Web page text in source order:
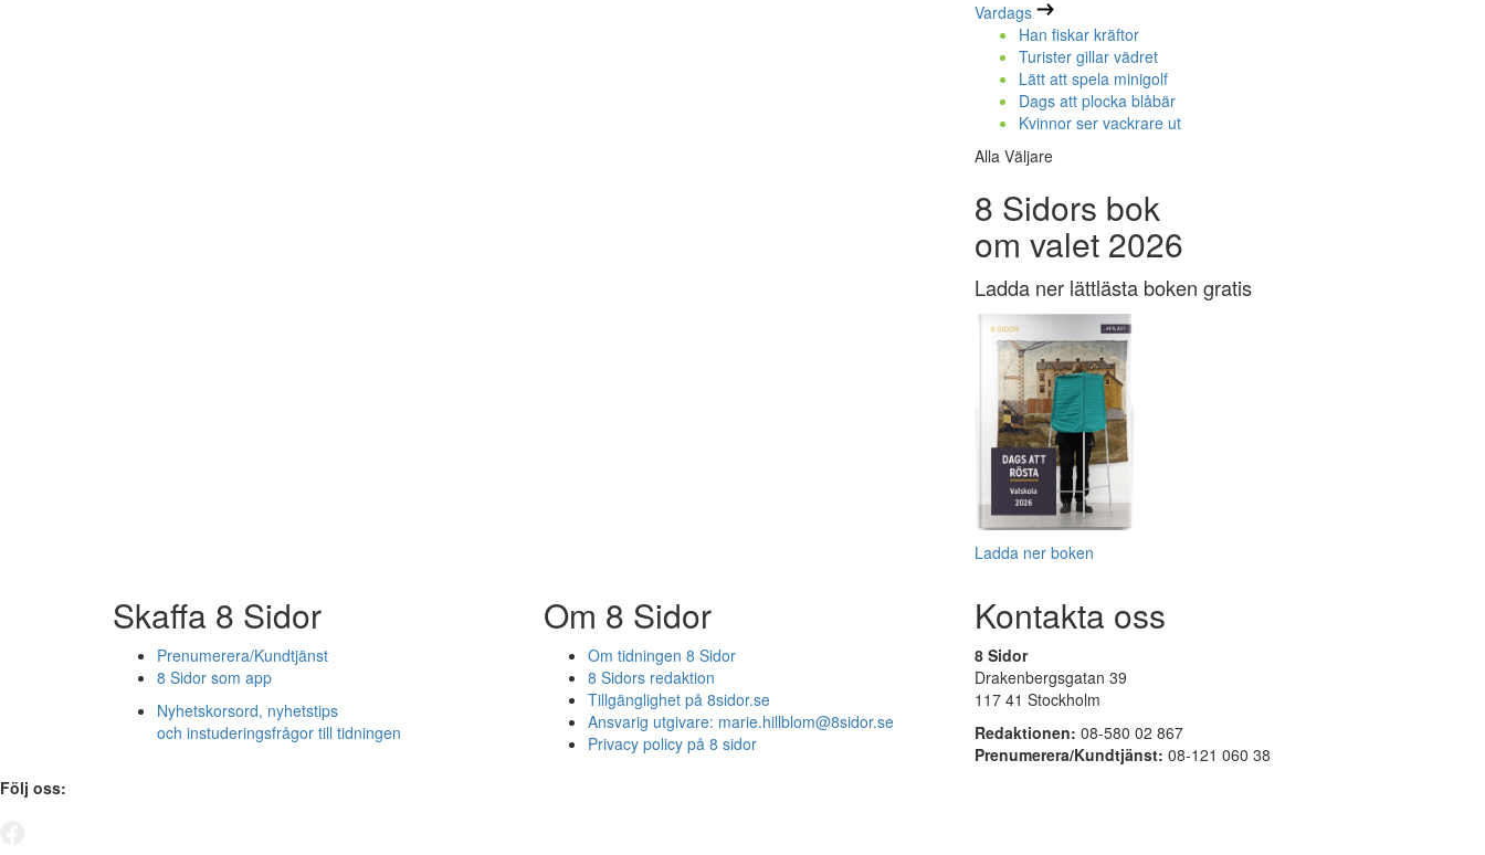
Vardags
Han fiskar kräftor
Turister gillar vädret
Lätt att spela minigolf
Dags att plocka blåbär
Kvinnor ser vackrare ut
Alla Väljare
8 Sidors bok
om valet 2026
Ladda ner lättlästa boken gratis
Ladda ner boken
Skaffa 8 Sidor
Prenumerera/Kundtjänst
8 Sidor som app
Nyhetskorsord, nyhetstips
och instuderingsfrågor till tidningen
Om 8 Sidor
Om tidningen 8 Sidor
8 Sidors redaktion
Tillgänglighet på 8sidor.se
Ansvarig utgivare: marie.hillblom@8sidor.se
Privacy policy på 8 sidor
Kontakta oss
8 Sidor
Drakenbergsgatan 39
117 41 Stockholm
Redaktionen: 08-580 02 867
Prenumerera/Kundtjänst: 08-121 060 38
Följ oss: